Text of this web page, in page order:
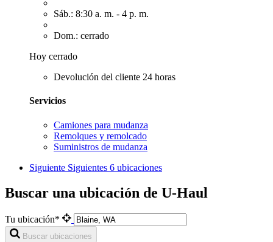
Sáb.: 8:30 a. m. - 4 p. m.
Dom.: cerrado
Hoy cerrado
Devolución del cliente 24 horas
Servicios
Camiones para mudanza
Remolques y remolcado
Suministros de mudanza
Siguiente Siguientes 6 ubicaciones
Buscar una ubicación de U-Haul
Tu ubicación*
Buscar ubicaciones